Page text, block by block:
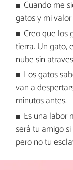
Cuando me
gatos y mi
Creo que los
tierra. Un gato,
nube sin
Los gatos
van a
minutos antes.
Es una labor
será tu amigo
pero no tu